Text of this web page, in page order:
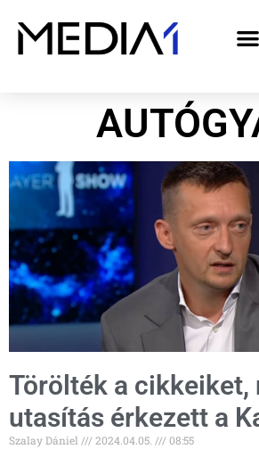
Törölték a cikkeiket,
utasítás érkezett a
Szalay Dániel 2024.04.05. 08:55